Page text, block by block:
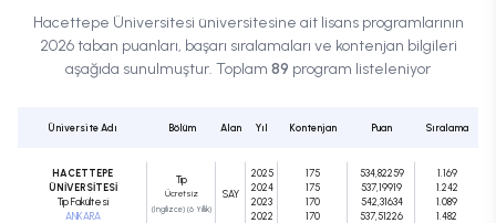
Hacettepe Üniversitesi üniversitesine ait lisansprogramlarının
2026 taban puanları, başarı sıralamaları ve kontenjan bilgileri
aşağıda sunulmuştur. Toplam 89 program listeleniyor
Üniversite Adı Bölüm Alan Yıl Kontenjan Puan Sıralama
HACETTEPE
ÜNİVERSİTESİ
Tıp Fakültesi
ANKARA
Tıp
Ücretsiz
(İngilizce) (6 Yıllık)
SAY
2025
2024
2023
2022
175
175
170
170
534,82259
537,19919
542,31634
537,51226
1.169
1.242
1.089
1.482